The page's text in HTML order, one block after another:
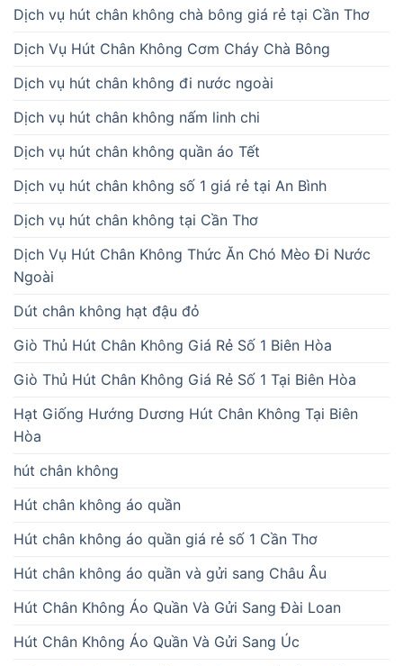
Dịch vụ hút chân không chà bông giá rẻ tại Cần Thơ
Dịch Vụ Hút Chân Không Cơm Cháy Chà Bông
Dịch vụ hút chân không đi nước ngoài
Dịch vụ hút chân không nấm linh chi
Dịch vụ hút chân không quần áo Tết
Dịch vụ hút chân không số 1 giá rẻ tại An Bình
Dịch vụ hút chân không tại Cần Thơ
Dịch Vụ Hút Chân Không Thức Ăn Chó Mèo Đi Nước
Ngoài
Dút chân không hạt đậu đỏ
Giò Thủ Hút Chân Không Giá Rẻ Số 1 Biên Hòa
Giò Thủ Hút Chân Không Giá Rẻ Số 1 Tại Biên Hòa
Hạt Giống Hướng Dương Hút Chân Không Tại Biên
Hòa
hút chân không
Hút chân không áo quần
Hút chân không áo quần giá rẻ số 1 Cần Thơ
Hút chân không áo quần và gửi sang Châu Âu
Hút Chân Không Áo Quần Và Gửi Sang Đài Loan
Hút Chân Không Áo Quần Và Gửi Sang Úc